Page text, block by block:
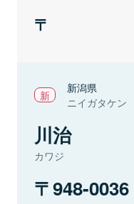
新潟県
ニイガタケン
川治
カワジ
948-0036